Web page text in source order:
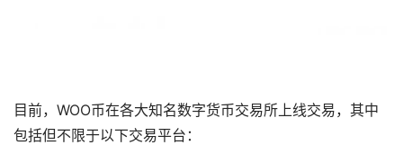
目前，WOO币在各大知名数字货币交易所上线交易，其中
包括但不限于以下交易平台：